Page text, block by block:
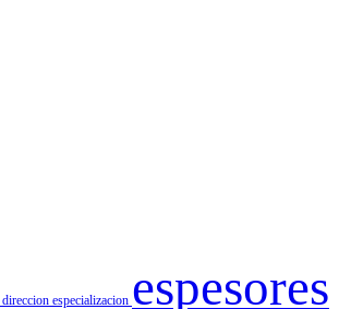
direccion especializacion espesores